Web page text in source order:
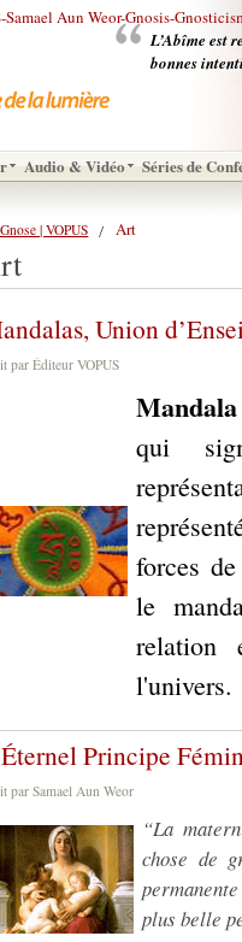
L’Abîme est
bonnes
Audio & Vidéo Séries de
| VOPUS Art
Union
par Éditeur VOPUS
qui
forces
le
relation
l'univers.
Principe
par Samael Aun Weor
“La
chose de
plus belle